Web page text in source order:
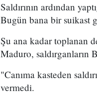
Saldırının ardından
Bugün bana bir suikast
​Şu ana kadar toplanan
Maduro, saldırganların
"Canıma kasteden
vermedi.